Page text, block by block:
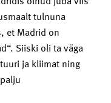
tulnuna
et Madrid on
Siiski oli ta väga
ja kliimat ning